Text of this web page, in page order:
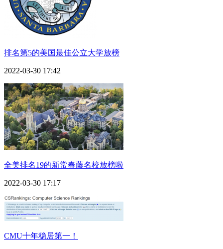
排名第5的美国最佳公立大学放榜
2022-03-30 17:42
全美排名19的新常春藤名校放榜啦
2022-03-30 17:17
CMU十年稳居第一！